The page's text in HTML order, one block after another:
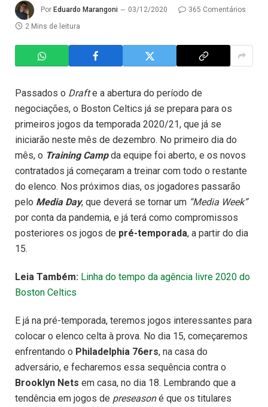
Por Eduardo Marangoni 03/12/2020
365 Comentários
2 Mins de leitura
Passados o Drafte a abertura do período de
negociações, o Boston Celtics já se prepara para os
primeiros jogos da temporada 2020/21, que já se
iniciarão neste mês de dezembro. No primeiro dia do
mês, o Training Campda equipe foi aberto, e os novos
contratados já começaram a treinar com todo o restante
do elenco. Nos próximos dias, os jogadores passarão
pelo Media Day, que deverá se tornar um “Media Week”
por conta da pandemia, e já terá como compromissos
posteriores os jogos de pré-temporada, a partir do dia
15.
Leia Também: Linha do tempo da agência livre 2020 do
Boston Celtics
E já na pré-temporada, teremos jogos interessantes para
colocar o elenco celta à prova. No dia 15, começaremos
enfrentando o Philadelphia 76ers, na casa do
adversário, e fecharemos essa sequência contra o
Brooklyn Nets em casa, no dia 18. Lembrando que a
tendência em jogos de preseasoné que os titulares